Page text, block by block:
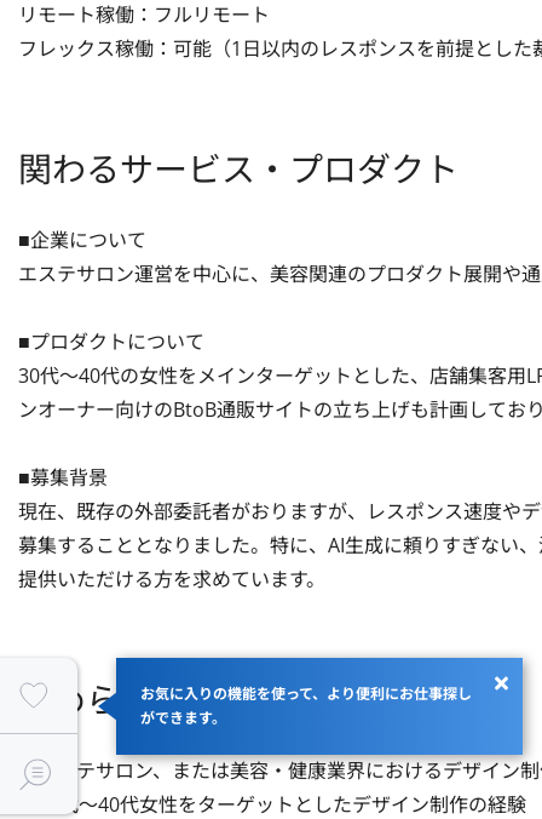
お気に入りの機能を使って、より便利にお仕事探し
ができます。
リモート稼働：フルリモート
フレックス稼働：可能（1日以内のレスポンスを前提とした
関わるサービス・プロダクト
■企業について
エステサロン運営を中心に、美容関連のプロダクト展開や
■プロダクトについて
30代〜40代の女性をメインターゲットとした、店舗集客用
ンオーナー向けのBtoB通販サイトの立ち上げも計画してお
■募集背景
現在、既存の外部委託者がおりますが、レスポンス速度や
募集することとなりました。特に、AI生成に頼りすぎない
提供いただける方を求めています。
求められるスキル
・エステサロン、または美容・健康業界におけるデザイン
・30代〜40代女性をターゲットとしたデザイン制作の経験